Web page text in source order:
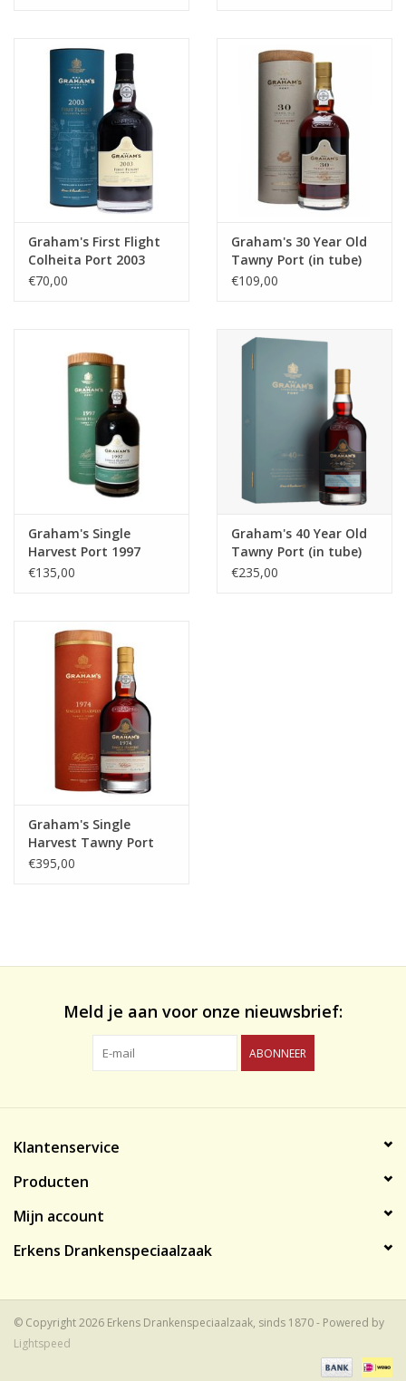
Graham's First Flight
Colheita Port 2003
(bottled 2019) in luxe
€70,00
Graham's 30 Year Old
Tawny Port (in tube)
€109,00
Graham's Single
Harvest Port 1997
(2022)
€135,00
Graham's 40 Year Old
Tawny Port (in tube)
€235,00
Graham's Single
Harvest Tawny Port
1974 (2021)
€395,00
Meld je aan voor onze nieuwsbrief:
ABONNEER
Klantenservice
Producten
Mijn account
Erkens Drankenspeciaalzaak
© Copyright 2026 Erkens Drankenspeciaalzaak, sinds 1870 - Powered by
Lightspeed